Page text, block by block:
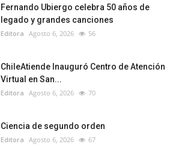
Fernando Ubiergo celebra 50 años de
legado y grandes canciones
Editora Agosto 6, 2026 56
ChileAtiende Inauguró Centro de Atención
Virtual en San...
Editora Agosto 6, 2026 70
Ciencia de segundo orden
Editora Agosto 6, 2026 67